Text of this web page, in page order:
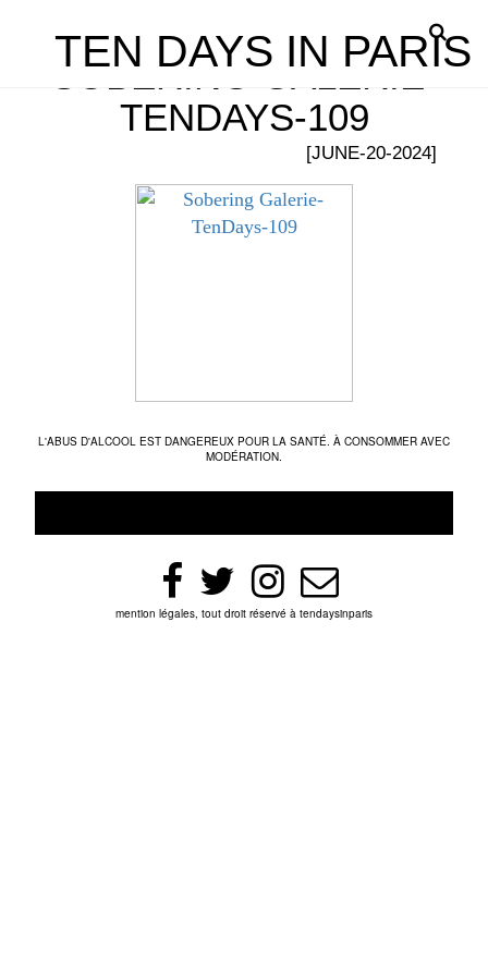
TEN DAYS IN PARIS
SOBERING GALERIE-
TENDAYS-109
[JUNE-20-2024]
L'ABUS D'ALCOOL EST DANGEREUX POUR LA SANTÉ. À CONSOMMER AVEC
MODÉRATION.
mention légales, tout droit réservé à tendaysinparis